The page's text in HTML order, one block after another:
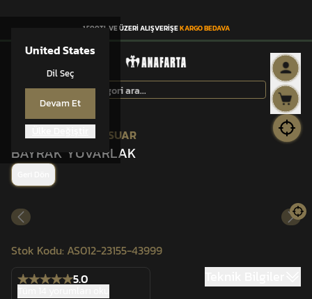
United States
Dil Seç
Devam Et
1.500TL VE ÜZERİ ALIŞVERİŞEKARGO BEDAVA
ANAFARTA® AKSESUAR
BAYRAK YUVARLAK
Stok Kodu: AS012-23155-43999
5.0